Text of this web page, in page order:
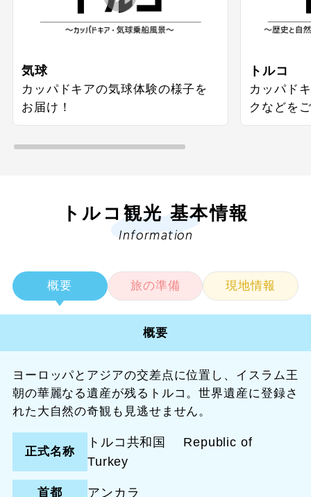
気球
カッパドキアの気球体験の様子を
お届け！
トルコ
カッパド
クなどを
トルコ観光 基本情報
Information
概要 旅の準備 現地情報
概要
ヨーロッパとアジアの交差点に位置し、イスラム王
朝の華麗なる遺産が残るトルコ。世界遺産に登録さ
れた大自然の奇観も見逃せません。
正式名称
トルコ共和国 Republic of
Turkey
首都 アンカラ